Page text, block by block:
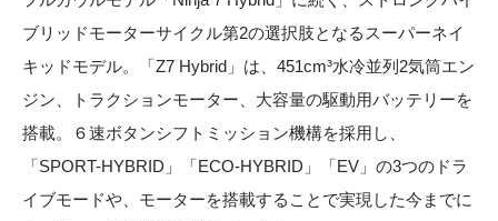
ブリッドモーターサイクル第2の選択肢となるスーパーネイ
キッドモデル。「Z7 Hybrid」は、451cm³水冷並列2気筒エン
ジン、トラクションモーター、大容量の駆動用バッテリーを
搭載。６速ボタンシフトミッション機構を採用し、
「SPORT-HYBRID」「ECO-HYBRID」「EV」の3つのドラ
イブモードや、モーターを搭載することで実現した今までに